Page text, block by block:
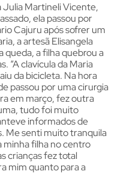
Julia Martineli Vicente,
ela passou por
Cajuru após sofrer um
a artesã Elisangela
queda, a filha quebrou a
“A clavícula da Maria
da bicicleta. Na hora
passou por uma cirurgia
em março, fez outra
tudo foi muito
informados de
Me senti muito tranquila
minha filha no centro
crianças fez total
mim quanto para a